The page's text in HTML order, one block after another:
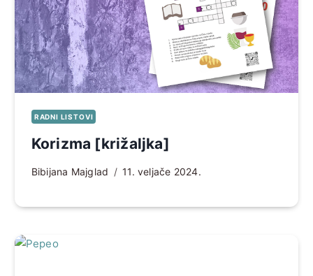
RADNI LISTOVI
Korizma [križaljka]
Bibijana Majglad 11. veljače 2024.